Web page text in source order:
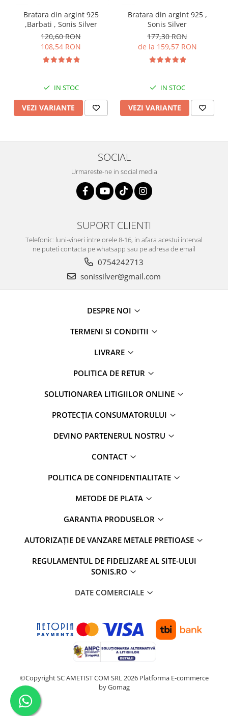
Bratara din argint 925
,Barbati , Sonis Silver
120,60 RON
108,54 RON
IN STOC
VEZI VARIANTE
Bratara din argint 925 ,
Sonis Silver
177,30 RON
de la 159,57 RON
IN STOC
VEZI VARIANTE
SOCIAL
Urmareste-ne in social media
SUPORT CLIENTI
Telefonic: luni-vineri intre orele 8-16, in afara acestui interval
ne puteti contacta pe whatsapp sau pe adresa de email
0754242713
sonissilver@gmail.com
DESPRE NOI
TERMENI SI CONDITII
LIVRARE
POLITICA DE RETUR
SOLUTIONAREA LITIGIILOR ONLINE
PROTECȚIA CONSUMATORULUI
DEVINO PARTENERUL NOSTRU
CONTACT
POLITICA DE CONFIDENTIALITATE
METODE DE PLATA
GARANTIA PRODUSELOR
AUTORIZAȚIE DE VANZARE METALE PRETIOASE
REGULAMENTUL DE FIDELIZARE AL SITE-ULUI
SONIS.RO
DATE COMERCIALE
©Copyright SC AMETIST COM SRL 2026 Platforma E-commerce
by Gomag